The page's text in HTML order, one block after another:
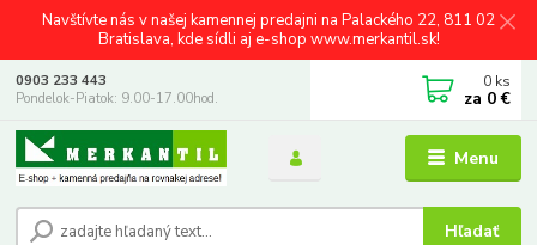
Navštívte nás v našej kamennej predajni na Palackého 22, 811 02
Bratislava, kde sídli aj e-shop www.merkantil.sk!
Menu
Hľadať
0903 233 443
Pondelok-Piatok: 9.00-17.00hod.
0 ks
za 0 €